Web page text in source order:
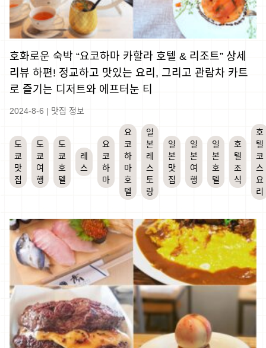
호화로운 숙박 “요코하마 카할라 호텔 & 리조트” 상세
리뷰 하편! 정교하고 맛있는 요리, 그리고 관람차 카트
로 즐기는 디저트와 에프터눈 티
2024-8-6 | 맛집 정보
도
쿄
맛
집
도
쿄
여
행
도
쿄
호
텔
레
스
요
코
하
마
요
코
하
마
호
텔
일
본
레
스
토
랑
일
본
맛
집
일
본
여
행
일
본
호
텔
호
텔
조
식
호
텔
코
스
요
리